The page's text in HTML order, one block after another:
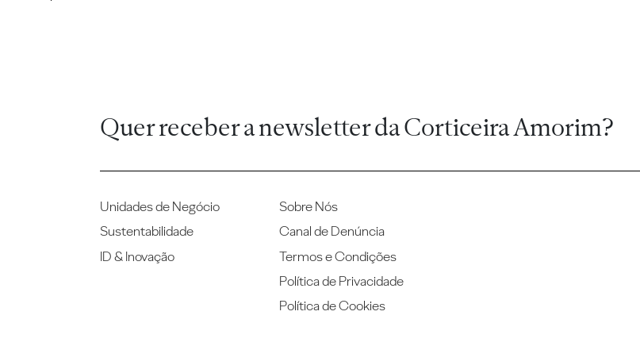
Quer receber a newsletter da Corticeira Amorim?
Unidades de Negócio
Sustentabilidade
ID & Inovação
Sobre Nós
Canal de Denúncia
Termos e Condições
Política de Privacidade
Política de Cookies